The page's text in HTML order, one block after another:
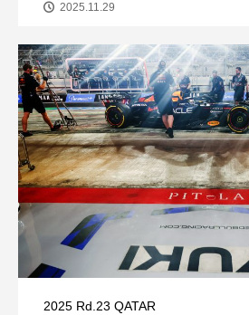
2025.11.29
2025 Rd.23 QATAR